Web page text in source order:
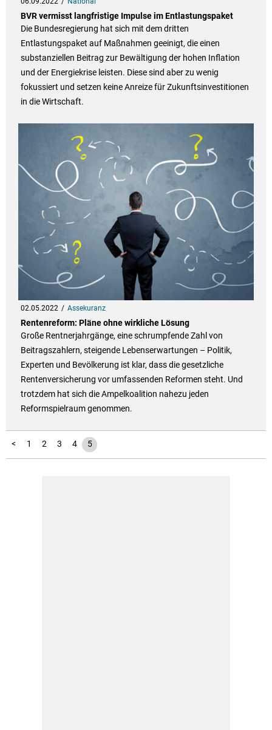
BVR vermisst langfristige Impulse im Entlastungspaket
Die Bundesregierung hat sich mit dem dritten
Entlastungspaket auf Maßnahmen geeinigt, die einen
substanziellen Beitrag zur Bewältigung der hohen Inflation
und der Energiekrise leisten. Diese sind aber zu wenig
fokussiert und setzen keine Anreize für Zukunftsinvestitionen
in die Wirtschaft.
02.05.2022 Assekuranz
Rentenreform: Pläne ohne wirkliche Lösung
Große Rentnerjahrgänge, eine schrumpfende Zahl von
Beitragszahlern, steigende Lebenserwartungen – Politik,
Experten und Bevölkerung ist klar, dass die gesetzliche
Rentenversicherung vor umfassenden Reformen steht. Und
trotzdem hat sich die Ampelkoalition nahezu jeden
Reformspielraum genommen.
< 1 2 3 4 5